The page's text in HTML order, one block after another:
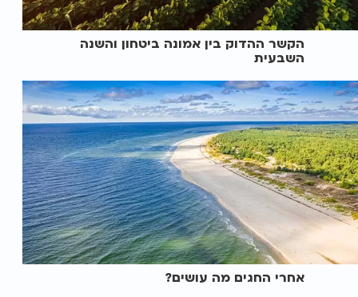
הקשר ההדוק בין אמונה ביטחון והשנה
השבעית
אחרי החגים מה עושים?